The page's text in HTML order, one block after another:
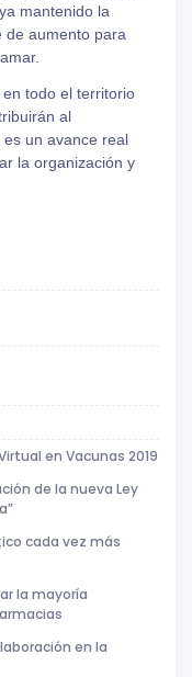
mantenido la
de aumento para
todo el territorio
al
un avance real
la organización y
en Vacunas 2019
de la nueva Ley
cada vez más
la mayoría
en la